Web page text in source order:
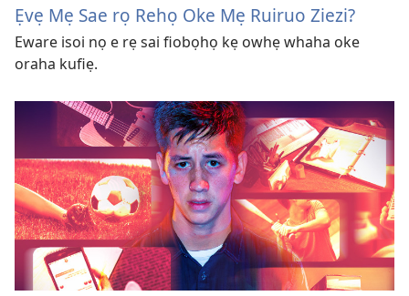
Ẹvẹ Mẹ Sae rọ Rehọ Oke Mẹ Ruiruo Ziezi?
Eware isoi nọ e rẹ sai fiobọhọ kẹ owhẹ whaha oke
oraha kufiẹ.